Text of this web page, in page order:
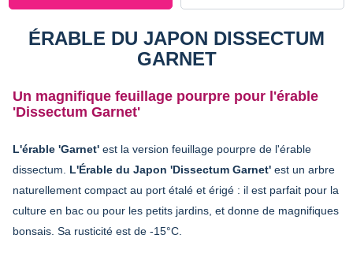
ÉRABLE DU JAPON DISSECTUM
GARNET
Un magnifique feuillage pourpre pour l'érable
'Dissectum Garnet'
L'érable 'Garnet' est la version feuillage pourpre de l'érable
dissectum. L'Érable du Japon 'Dissectum Garnet' est un arbre
naturellement compact au port étalé et érigé : il est parfait pour la
culture en bac ou pour les petits jardins, et donne de magnifiques
bonsais. Sa rusticité est de -15°C.